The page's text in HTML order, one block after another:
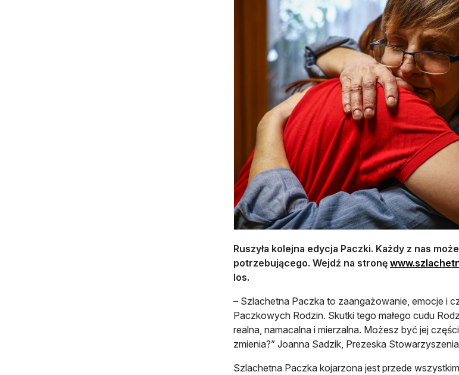
Ruszyła kolejna edycja Paczki. Każdy z nas
potrzebującego. Wejdź na stronę
los.
– Szlachetna Paczka to zaangażowanie, emocje i
Paczkowych Rodzin. Skutki tego małego cudu
realna, namacalna i mierzalna. Możesz być jej
zmienia?” Joanna Sadzik, Prezeska
Szlachetna Paczka kojarzona jest przede